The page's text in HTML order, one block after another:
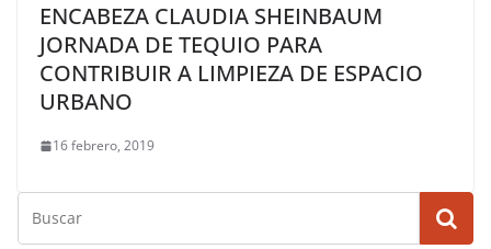
ENCABEZA CLAUDIA SHEINBAUM
JORNADA DE TEQUIO PARA
CONTRIBUIR A LIMPIEZA DE ESPACIO
URBANO
16 febrero, 2019